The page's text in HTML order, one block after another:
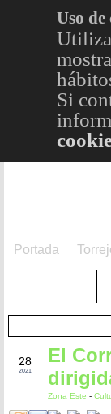
Uso de
Si
Portada
28
2021
El
Zona Este -